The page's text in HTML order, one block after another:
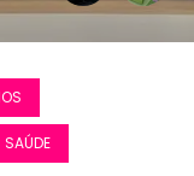
SAÚDE